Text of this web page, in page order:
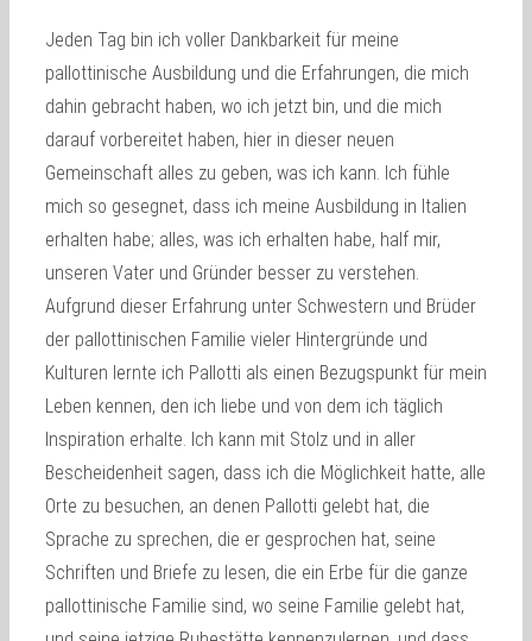
Jeden Tag bin ich voller Dankbarkeit für meine
pallottinische Ausbildung und die Erfahrungen, die mich
dahin gebracht haben, wo ich jetzt bin, und die mich
darauf vorbereitet haben, hier in dieser neuen
Gemeinschaft alles zu geben, was ich kann. Ich fühle
mich so gesegnet, dass ich meine Ausbildung in Italien
erhalten habe; alles, was ich erhalten habe, half mir,
unseren Vater und Gründer besser zu verstehen.
Aufgrund dieser Erfahrung unter Schwestern und Brüder
der pallottinischen Familie vieler Hintergründe und
Kulturen lernte ich Pallotti als einen Bezugspunkt für mein
Leben kennen, den ich liebe und von dem ich täglich
Inspiration erhalte. Ich kann mit Stolz und in aller
Bescheidenheit sagen, dass ich die Möglichkeit hatte, alle
Orte zu besuchen, an denen Pallotti gelebt hat, die
Sprache zu sprechen, die er gesprochen hat, seine
Schriften und Briefe zu lesen, die ein Erbe für die ganze
pallottinische Familie sind, wo seine Familie gelebt hat,